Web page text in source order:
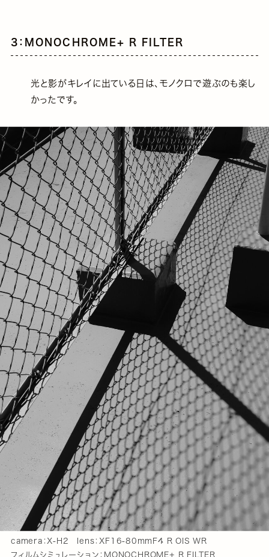
3：MONOCHROME+ R FILTER
光と影がキレイに出ている日は、モノクロで遊ぶのも楽し
かったです。
camera：X-H2 lens：XF16-80mmF4 R OIS WR
フィルムシミュレーション：MONOCHROME+ R FILTER